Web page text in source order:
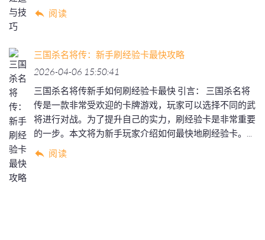
阅读
三国杀名将传：新手刷经验卡最快攻略
2026-04-06 15:50:41
三国杀名将传新手如何刷经验卡最快 引言： 三国杀名将
传是一款非常受欢迎的卡牌游戏，玩家可以选择不同的武
将进行对战。为了提升自己的实力，刷经验卡是非常重要
的一步。本文将为新手玩家介绍如何最快地刷经验卡。...
阅读